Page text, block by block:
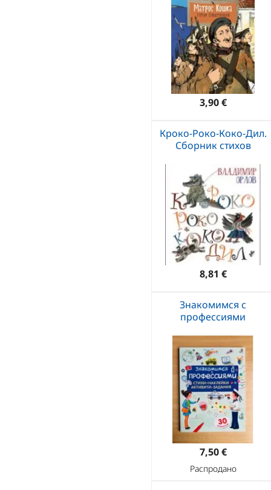
3,90 €
Кроко-Роко-Коко-Дил.
Сборник стихов
8,81 €
Знакомимся с
профессиями
7,50 €
Распродано